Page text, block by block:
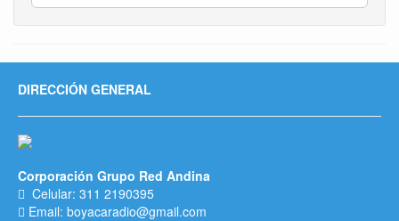
DIRECCIÓN GENERAL
Corporación Grupo Red Andina
Celular: 311 2190395
Email: boyacaradio@gmail.com